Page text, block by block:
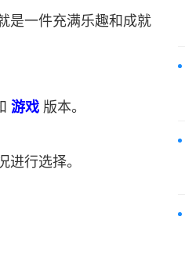
是一件充满乐趣和成就
游戏 版本。
行选择。